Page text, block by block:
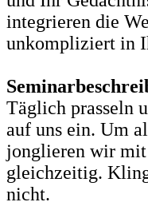
integrieren die
unkompliziert in
Täglich prasseln
auf uns ein. Um
jonglieren wir mit
gleichzeitig.
nicht.